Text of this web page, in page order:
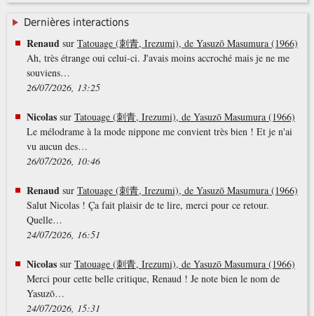
Dernières interactions
Renaudsur Tatouage (刺青, Irezumi), de Yasuzō Masumura (1966)
Ah, très étrange oui celui-ci. J'avais moins accroché mais je ne me
souviens…
26/07/2026, 13:25
Nicolassur Tatouage (刺青, Irezumi), de Yasuzō Masumura (1966)
Le mélodrame à la mode nippone me convient très bien ! Et je n'ai
vu aucun des…
26/07/2026, 10:46
Renaudsur Tatouage (刺青, Irezumi), de Yasuzō Masumura (1966)
Salut Nicolas ! Ça fait plaisir de te lire, merci pour ce retour.
Quelle…
24/07/2026, 16:51
Nicolassur Tatouage (刺青, Irezumi), de Yasuzō Masumura (1966)
Merci pour cette belle critique, Renaud ! Je note bien le nom de
Yasuzō…
24/07/2026, 15:31